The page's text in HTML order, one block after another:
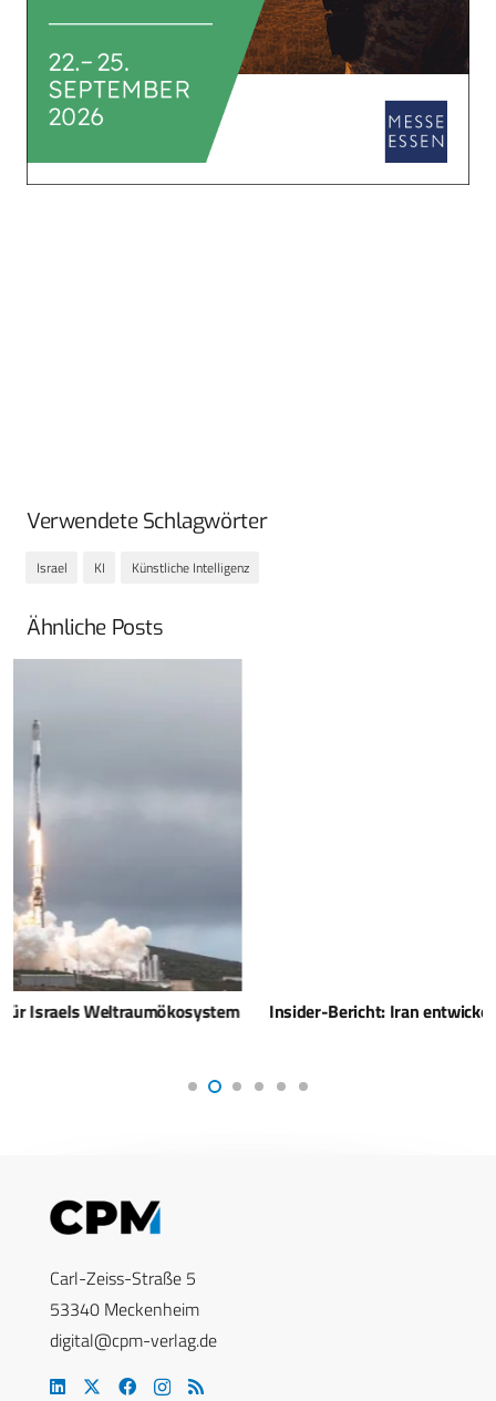
Verwendete Schlagwörter
Israel KI Künstliche Intelligenz
Ähnliche Posts
Insider-Bericht: Iran entwickelt chemische Gefechtsköpfe
Carl-Zeiss-Straße 5
53340 Meckenheim
digital@cpm-verlag.de